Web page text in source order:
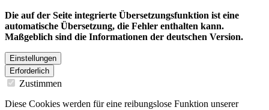
Die auf der Seite integrierte Übersetzungsfunktion ist eine
automatische Übersetzung, die Fehler enthalten kann.
Maßgeblich sind die Informationen der deutschen Version.
Einstellungen
Erforderlich
Zustimmen
Diese Cookies werden für eine reibungslose Funktion unserer